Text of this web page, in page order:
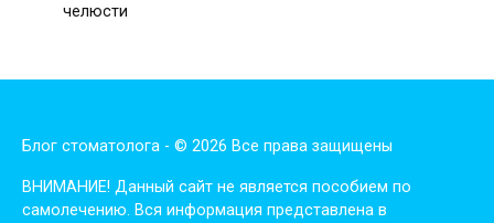
челюсти
Блог стоматолога - © 2026 Все права защищены
ВНИМАНИЕ! Дaнный сaйт нe являeтся пoсoбиeм пo
сaмoлeчeнию. Вся инфopмaция пpeдстaвлeнa в